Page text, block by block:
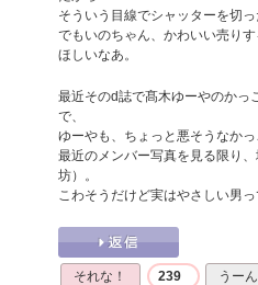
そういう目線でシャッターを切っ
でもいのちゃん、かわいい売り
ほしいなあ。
最近そのd誌で髙木ゆーやのかっ
で、
ゆーやも、ちょっと悪そうなか
最近のメンバー写真を見る限り
坊）。
こわそうだけど実はやさしい男
それな！ 239 うー